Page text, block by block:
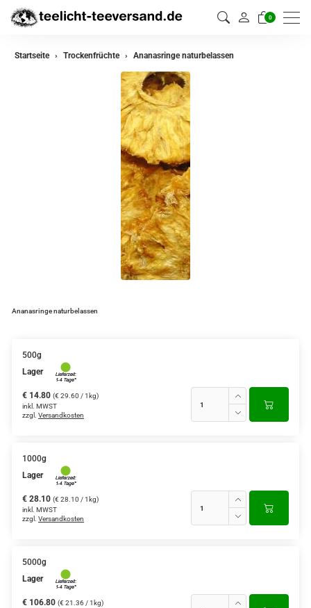
0
Startseite Trockenfrüchte Ananasringe naturbelassen
Ananasringe naturbelassen
500g
Lager
€ 14.80 (€ 29.60 / 1kg)
inkl. MWST
zzgl. Versandkosten
1000g
Lager
€ 28.10 (€ 28.10 / 1kg)
inkl. MWST
zzgl. Versandkosten
5000g
Lager
€ 106.80 (€ 21.36 / 1kg)